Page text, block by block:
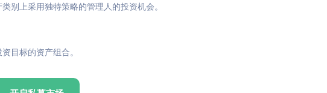
别上采用独特策略的管理人的投资机会。
目标的资产组合。